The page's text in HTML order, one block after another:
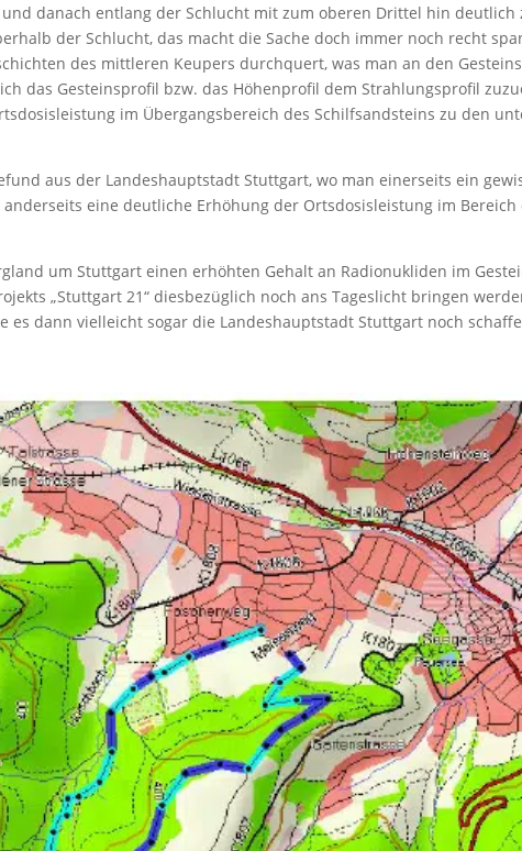
danach entlang der Schlucht mit zum oberen Drittel hin deutlich
der Schlucht, das macht die Sache doch immer noch recht
des mittleren Keupers durchquert, was man an den
das Gesteinsprofil bzw. das Höhenprofil dem Strahlungsprofil
im Übergangsbereich des Schilfsandsteins zu den
aus der Landeshauptstadt Stuttgart, wo man einerseits ein
eine deutliche Erhöhung der Ortsdosisleistung im Bereich
um Stuttgart einen erhöhten Gehalt an Radionukliden im
„Stuttgart 21“ diesbezüglich noch ans Tageslicht bringen
es dann vielleicht sogar die Landeshauptstadt Stuttgart noch